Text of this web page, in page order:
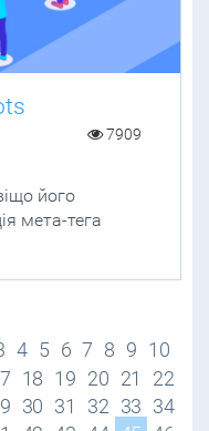
7909
його
мета-тега
4 5 6 7 8 9 10
18 19 20 21
22
30 31 32 33 34